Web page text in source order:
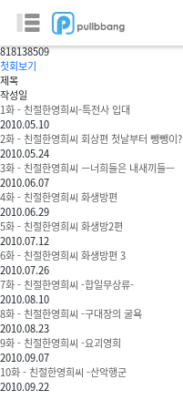
곰선생
818138509
첫회보기
제목
작성일
1화 - 친절한영희씨-특전사 입대
2010.05.10
2화 - 친절한영희씨 회상편 첫날부터 뺑뺑이?
2010.05.24
3화 - 친절한영희씨 ㅡ너희들은 내새끼들ㅡ
2010.06.07
4화 - 친절한영희씨 화생방편
2010.06.29
5화 - 친절한영희씨 화생방2편
2010.07.12
6화 - 친절한영희씨 화생방편 3
2010.07.26
7화 - 친절한영희씨 -합일무상류-
2010.08.10
8화 - 친절한영희씨 -구대장의 굴욕
2010.08.23
9화 - 친절한영희씨 -요괴영희
2010.09.07
10화 - 친절한영희씨 -산악행군
2010.09.22